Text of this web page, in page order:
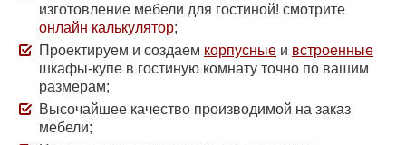
изготовление мебели для гостиной! смотрите
онлайн калькулятор;
Проектируем и создаем корпусные и встроенные
шкафы-купе в гостиную комнату точно по вашим
размерам;
Высочайшее качество производимой на заказ
мебели;